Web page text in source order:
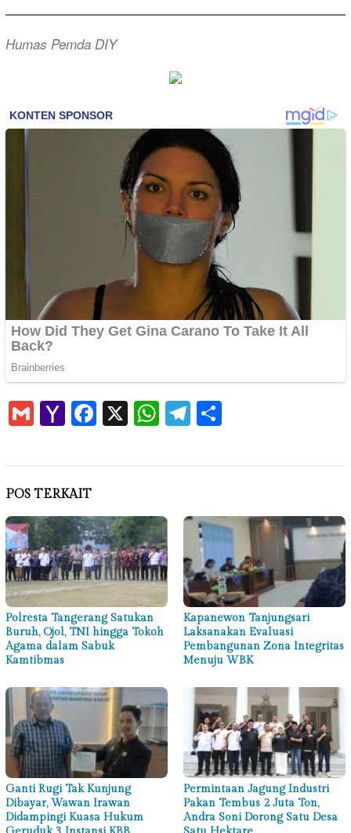
Humas Pemda DIY
GmailYahooFacebook
X WhatsApp
Telegram
POS TERKAIT
Polresta Tangerang Satukan
Buruh, Ojol, TNI hingga Tokoh
Agama dalam Sabuk
Kamtibmas
Kapanewon Tanjungsari
Laksanakan Evaluasi
Pembangunan Zona Integritas
Menuju WBK
Ganti Rugi Tak Kunjung
Dibayar, Wawan Irawan
Didampingi Kuasa Hukum
Permintaan Jagung Industri
Pakan Tembus 2 Juta Ton,
Andra Soni Dorong Satu Desa